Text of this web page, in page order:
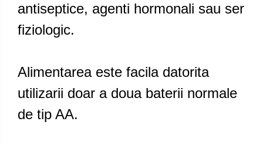
antiseptice, agenti hormonali sau ser
fiziologic.
Alimentarea este facila datorita
utilizarii doar a doua baterii normale
de tip AA.